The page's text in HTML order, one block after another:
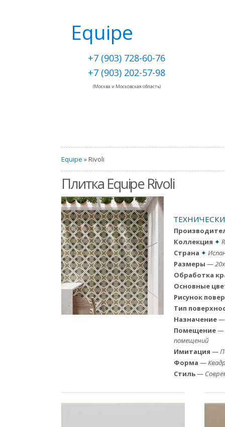
Equipe
+7 (903) 728-60-76
+7 (903) 202-57-98
(Москва и Московская область)
Equipe » Rivoli
Плитка Equipe Rivoli
Коллекция ✦
Страна ✦
Размеры —
Обработка
Основные
Рисунок
Тип
Назначение—
Помещение—
помещений
Имитация —
Форма —
Стиль—